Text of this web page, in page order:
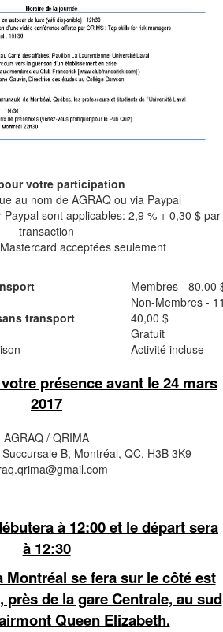
votre participation
au nom de AGRAQ ou via Paypal
sont applicables​:​ 2,9 % + 0,30 $ par
transaction
acceptées seulement
Membres - 80,00
Non-Membres -
transport
40,00 $
Gratuit
Activité incluse
présence avant le 24 mars
2017
AGRAQ / QRIMA
B, Montréal, QC, H3B 3K9
à 12:00 et le départ sera
à 12:30
Montréal se fera sur le côté est
près de la gare Centrale, au sud
Queen Elizabeth.